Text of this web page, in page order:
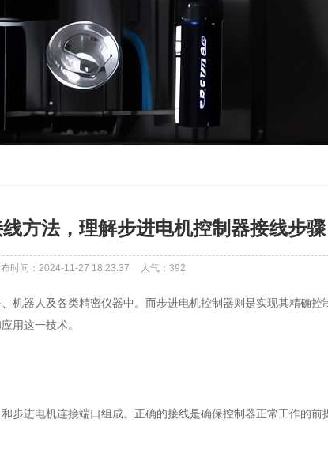
方法，理解步进电机控制器接线步骤
时间：2024-11-27 18:23:37 人气： 392
机器人及各类精密仪器中。而步进电机控制器则是实现其精确控
用这一技术。
进电机连接端口组成。正确的接线是确保控制器正常工作的前